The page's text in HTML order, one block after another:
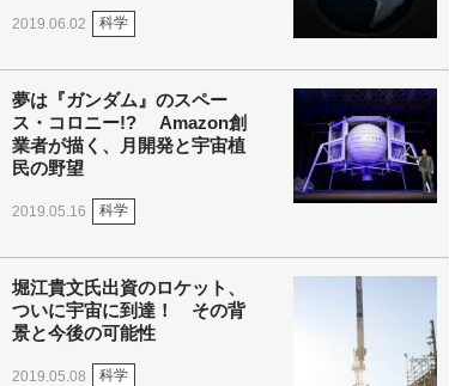
2019.06.02 科学
夢は『ガンダム』のスペー
ス・コロニー!? Amazon創
業者が描く、月開発と宇宙植
民の野望
2019.05.16 科学
堀江貴文氏出資のロケット、
ついに宇宙に到達！ その背
景と今後の可能性
2019.05.08 科学